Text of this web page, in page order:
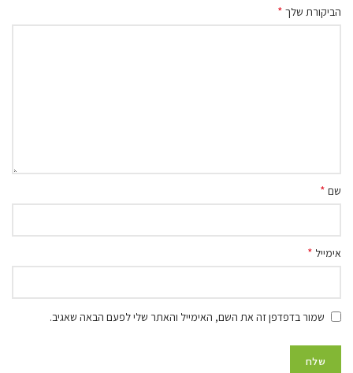
הביקורת שלך *
שם *
אימייל *
שמור בדפדפן זה את השם, האימייל והאתר שלי לפעם הבאה שאגיב.